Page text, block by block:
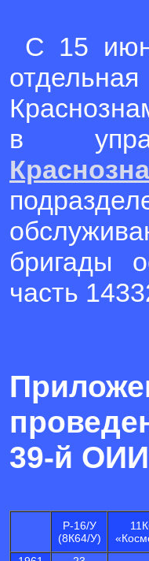
С 15
в
бригады
часть
39-й
Р-16/У
(8К64/У)